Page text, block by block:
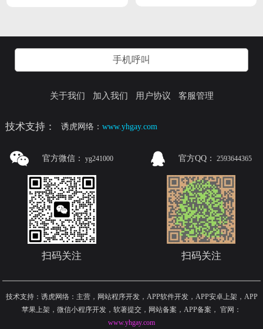
手机呼叫
关于我们 加入我们 用户协议 客服管理
技术支持： 诱虎网络：www.yhgay.com
官方微信： yg241000
扫码关注
官方QQ： 2593644365
扫码关注
技术支持：诱虎网络：主营，网站程序开发，APP软件开发，APP安卓上架，APP
苹果上架，微信小程序开发，软著提交，网站备案，APP备案 ， 官网：
www.yhgay.com